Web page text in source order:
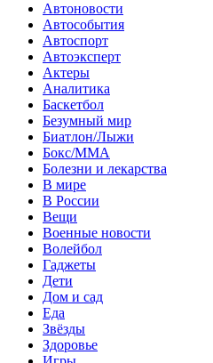
Автоновости
Автособытия
Автоспорт
Автоэксперт
Актеры
Аналитика
Баскетбол
Безумный мир
Биатлон/Лыжи
Бокс/MMA
Болезни и лекарства
В мире
В России
Вещи
Военные новости
Волейбол
Гаджеты
Дети
Дом и сад
Еда
Звёзды
Здоровье